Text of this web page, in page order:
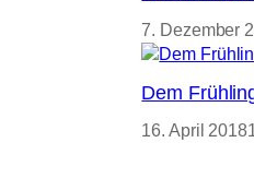
7. Dezember
Dem
16. April 2018